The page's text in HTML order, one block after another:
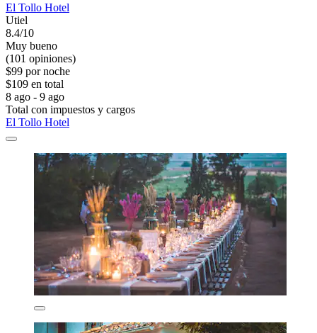
El Tollo Hotel
Utiel
8.4/10
Muy bueno
(101 opiniones)
$99 por noche
$109 en total
8 ago - 9 ago
Total con impuestos y cargos
El Tollo Hotel